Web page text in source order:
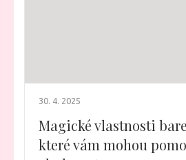
30. 4. 2025
Magické vlastnosti
které vám mohou